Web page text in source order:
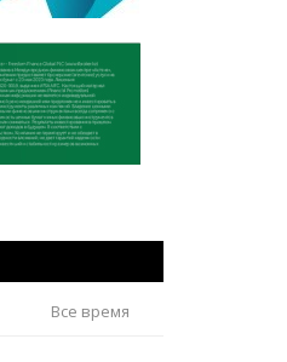
Все время